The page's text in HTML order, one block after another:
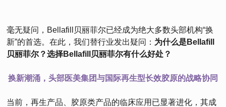
毫无疑问，Bellafill贝丽菲尔已经成为绝大多数头部机构“换
新”的首选。在此，我们替行业发出疑问： 为什么是Bellafill
贝丽菲尔？选择Bellafill贝丽菲尔有什么好处？
换新潮涌，头部医美集团与国际再生型长效胶原的战略协同
当前，再生产品、胶原类产品的临床应用已显著进化，其成